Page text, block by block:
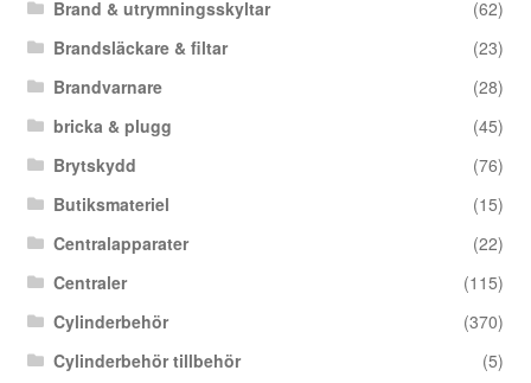
Brand & utrymningsskyltar
(62)
Brandsläckare & filtar
(23)
Brandvarnare
(28)
bricka & plugg
(45)
Brytskydd
(76)
Butiksmateriel
(15)
Centralapparater
(22)
Centraler
(115)
Cylinderbehör
(370)
Cylinderbehör tillbehör
(5)